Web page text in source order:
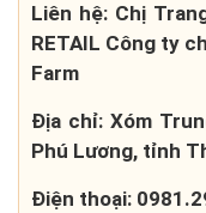
Liên hệ: Chị
RETAIL Công ty
Farm
Địa chỉ: Xóm
Phú Lương, tỉnh
Điện thoại: